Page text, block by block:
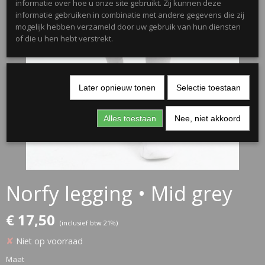
Norfy legging • Mid grey
€ 17,50 (inclusief btw 21%)
✘ Niet op voorraad
Maat
informatie over hoe u onze site gebruikt. Zij kunnen deze
informatie gebruiken in combinatie met andere gegevens die zij
mogelijk hebben verzameld door uw gebruik van hun diensten
of die u hen hebt verstrekt.
Later opnieuw tonen Selectie toestaan
Alles toestaan Nee, niet akkoord